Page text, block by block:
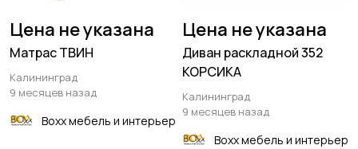
Цена не указана
Матрас ТВИН
Калининград
9 месяцев назад
Boxx мебель и интерьер
Цена не указана
Диван раскладной 352
КОРСИКА
Калининград
9 месяцев назад
Boxx мебель и интерьер